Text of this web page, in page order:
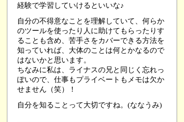
経験で学習していけるといいな♪
自分の不得意なことを理解していて、何らか
のツールを使ったり人に助けてもらったりす
ることも含め、苦手さをカバーできる方法を
知っていれば、大体のことは何とかなるので
はないかと思います。
ちなみに私は、ライナスの兄と同じく忘れっ
ぽいので、仕事もプライベートもメモは欠か
せません（笑）！
自分を知ることって大切ですね。(ななうみ)